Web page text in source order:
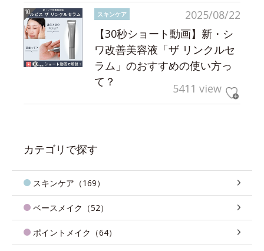
2025/08/22
スキンケア
【30秒ショート動画】新・シ
ワ改善美容液「ザ リンクルセ
ラム」のおすすめの使い方っ
て？
5411 view
カテゴリで探す
スキンケア（169）
ベースメイク（52）
ポイントメイク（64）